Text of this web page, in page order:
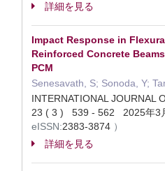
詳細を見る
Impact Response in
Reinforced Concrete
PCM
Senesavath, S; Sonoda, Y;
INTERNATIONAL JOURNAL
23 ( 3 ) 539 - 562 2025年3
eISSN:2383-3874 ）
詳細を見る